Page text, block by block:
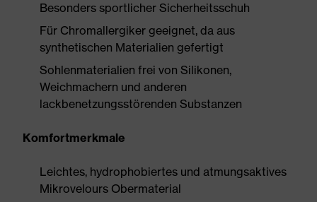
Besonders sportlicher Sicherheitsschuh
Für Chromallergiker geeignet, da aus
synthetischen Materialien gefertigt
Sohlenmaterialien frei von Silikonen,
Weichmachern und anderen
lackbenetzungsstörenden Substanzen
Komfortmerkmale
Leichtes, hydrophobiertes und atmungsaktives
Mikrovelours Obermaterial